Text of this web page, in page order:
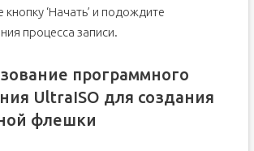
‘Начать’ и подождите
процесса записи.
программного
UltraISO для создания
флешки